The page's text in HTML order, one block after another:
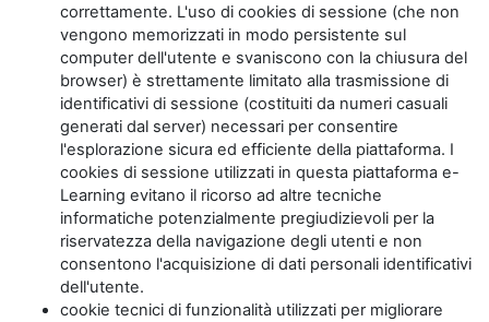
correttamente. L'uso di cookies di sessione (che non
vengono memorizzati in modo persistente sul
computer dell'utente e svaniscono con la chiusura del
browser) è strettamente limitato alla trasmissione di
identificativi di sessione (costituiti da numeri casuali
generati dal server) necessari per consentire
l'esplorazione sicura ed efficiente della piattaforma. I
cookies di sessione utilizzati in questa piattaforma e-
Learning evitano il ricorso ad altre tecniche
informatiche potenzialmente pregiudizievoli per la
riservatezza della navigazione degli utenti e non
consentono l'acquisizione di dati personali identificativi
dell'utente.
cookie tecnici di funzionalità utilizzati per migliorare